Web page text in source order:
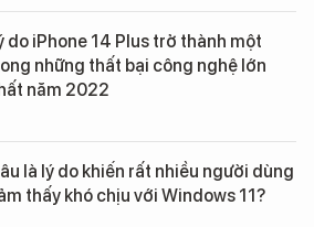
do iPhone 14 Plus trở thành một
những thất bại công nghệ lớn
năm 2022
là lý do khiến rất nhiều người dùng
thấy khó chịu với Windows 11?